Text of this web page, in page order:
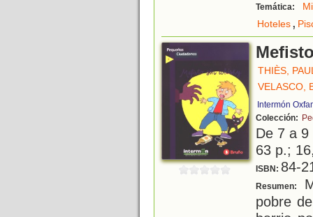
Temática:
Hoteles,
THIÈS,
VELASCO,
Intermón
Colección:
De 7 a
63 p.;
ISBN: 84-
Resumen:
pobre